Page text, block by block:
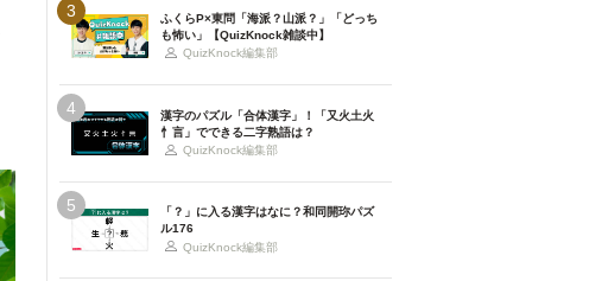
3
ふくらP×東問「海派？山派？」「どっち
も怖い」【QuizKnock雑談中】
QuizKnock編集部
4
漢字のパズル「合体漢字」！「又火土火
忄言」でできる二字熟語は？
QuizKnock編集部
5
「？」に入る漢字はなに？和同開珎パズ
ル176
QuizKnock編集部